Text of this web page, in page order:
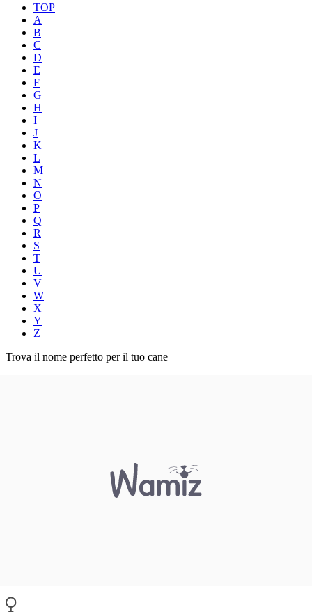
TOP
A
B
C
D
E
F
G
H
I
J
K
L
M
N
O
P
Q
R
S
T
U
V
W
X
Y
Z
Trova il nome perfetto per il tuo cane